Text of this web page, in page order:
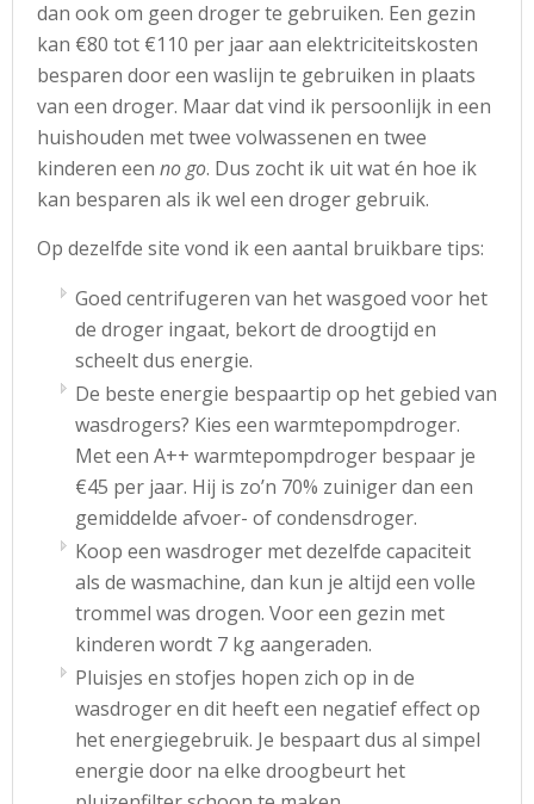
dan ook om geen droger te gebruiken. Een gezin
kan €80 tot €110 per jaar aan elektriciteitskosten
besparen door een waslijn te gebruiken in plaats
van een droger. Maar dat vind ik persoonlijk in een
huishouden met twee volwassenen en twee
kinderen een no go. Dus zocht ik uit wat én hoe ik
kan besparen als ik wel een droger gebruik.
Op dezelfde site vond ik een aantal bruikbare tips:
Goed centrifugeren van het wasgoed voor het
de droger ingaat, bekort de droogtijd en
scheelt dus energie.
De beste energie bespaartip op het gebied van
wasdrogers? Kies een warmtepompdroger.
Met een A++ warmtepompdroger bespaar je
€45 per jaar. Hij is zo’n 70% zuiniger dan een
gemiddelde afvoer- of condensdroger.
Koop een wasdroger met dezelfde capaciteit
als de wasmachine, dan kun je altijd een volle
trommel was drogen. Voor een gezin met
kinderen wordt 7 kg aangeraden.
Pluisjes en stofjes hopen zich op in de
wasdroger en dit heeft een negatief effect op
het energiegebruik. Je bespaart dus al simpel
energie door na elke droogbeurt het